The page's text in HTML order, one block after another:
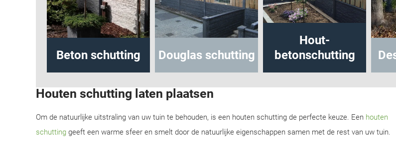
schutting Douglas schutting
Hout-
betonschutting
Design schutting
Houten schutting laten plaatsen
Om de natuurlijke uitstraling van uw tuin te behouden, is een houten schutting de perfecte keuze. Een houten
schutting geeft een warme sfeer en smelt door de natuurlijke eigenschappen samen met de rest van uw tuin.